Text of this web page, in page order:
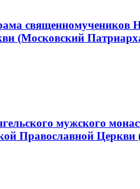
(Московский
мужского
Православной